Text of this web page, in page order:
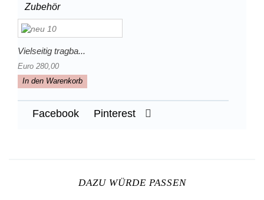
Zubehör
Vielseitig tragba...
Euro 280,00
In den Warenkorb
Facebook Pinterest
DAZU WÜRDE PASSEN